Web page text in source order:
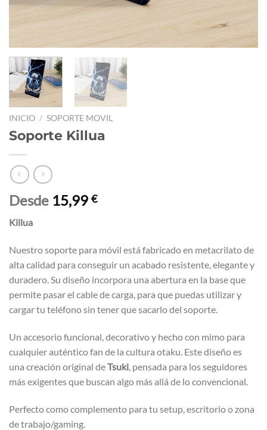
INICIO / SOPORTE MOVIL
Soporte Killua
Desde 15,99 €
Killua
Nuestro soporte para móvil está fabricado en metacrilato de
alta calidad para conseguir un acabado resistente, elegante y
duradero. Su diseño incorpora una abertura en la base que
permite pasar el cable de carga, para que puedas utilizar y
cargar tu teléfono sin tener que sacarlo del soporte.
Un accesorio funcional, decorativo y hecho con mimo para
cualquier auténtico fan de la cultura otaku. Este diseño es
una creación original deTsuki, pensada para los seguidores
más exigentes que buscan algo más allá de lo convencional.
Perfecto como complemento para tu setup, escritorio o zona
de trabajo/gaming.